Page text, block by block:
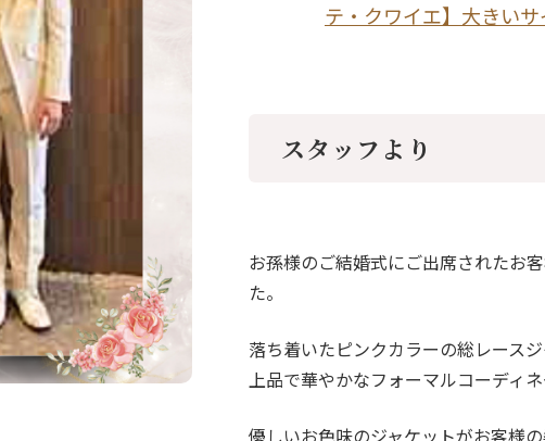
テ・クワイエ】大きいサ
スタッフより
お孫様のご結婚式にご出席されたお
た。
落ち着いたピンクカラーの総レース
上品で華やかなフォーマルコーディネ
優しいお色味のジャケットがお客様